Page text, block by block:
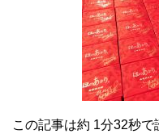
この記事は約 1分32秒